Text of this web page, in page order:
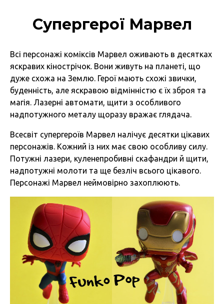
Супергерої Марвел
Всі персонажі коміксів Марвел оживають в десятках
яскравих кінострічок. Вони живуть на планеті, що
дуже схожа на Землю. Герої мають схожі звички,
буденність, але яскравою відмінністю є їх зброя та
магія. Лазерні автомати, щити з особливого
надпотужного металу щоразу вражає глядача.
Всесвіт супергероїв Марвел налічує десятки цікавих
персонажів. Кожний із них має свою особливу силу.
Потужні лазери, куленепробивні скафандри й щити,
надпотужні молоти та ще безліч всього цікавого.
Персонажі Марвел неймовірно захоплюють.